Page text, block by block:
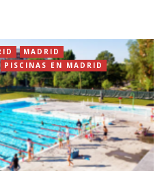
MADRID
PISCINAS EN MADRID